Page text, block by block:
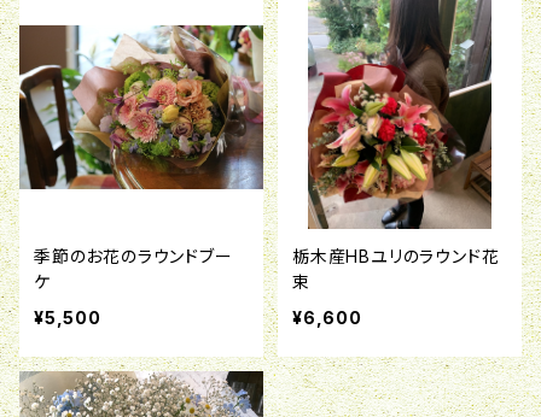
季節のお花のラウンドブー
ケ
¥5,500
栃木産HBユリのラウンド花
束
¥6,600